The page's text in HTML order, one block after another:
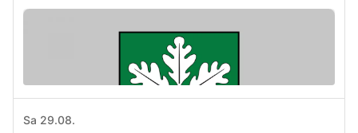
Sa 29.08.